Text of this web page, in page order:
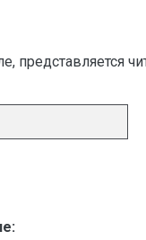
представляется